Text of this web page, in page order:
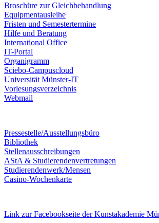
Broschüre zur Gleichbehandlung
Equipmentausleihe
Fristen und Semestertermine
Hilfe und Beratung
International Office
IT-Portal
Organigramm
Sciebo-Campuscloud
Universität Münster-IT
Vorlesungsverzeichnis
Webmail
Pressestelle/Ausstellungsbüro
Bibliothek
Stellenausschreibungen
AStA & Studierendenvertretungen
Studierendenwerk/Mensen
Casino-Wochenkarte
Link zur Facebookseite der Kunstakademie